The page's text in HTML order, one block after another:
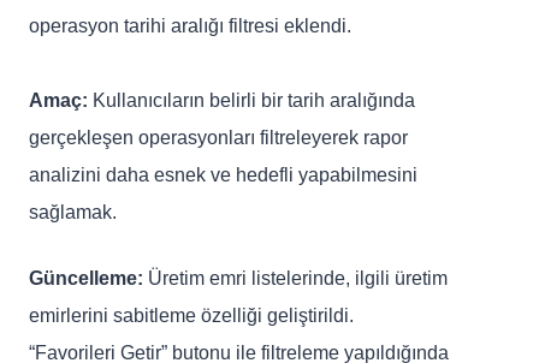
operasyon tarihi aralığı filtresi eklendi.
Amaç: Kullanıcıların belirli bir tarih aralığında
gerçekleşen operasyonları filtreleyerek rapor
analizini daha esnek ve hedefli yapabilmesini
sağlamak.
Güncelleme: Üretim emri listelerinde, ilgili üretim
emirlerini sabitleme özelliği geliştirildi.
“Favorileri Getir” butonu ile filtreleme yapıldığında